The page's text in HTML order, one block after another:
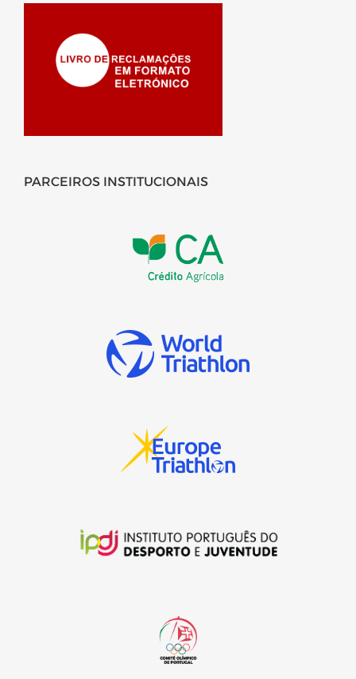
PARCEIROS INSTITUCIONAIS